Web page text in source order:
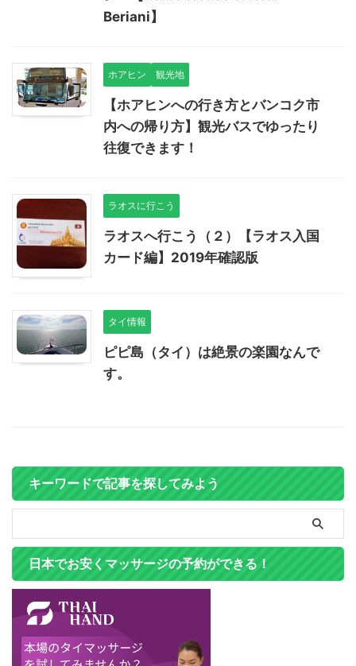
Beriani】
ホアヒン 観光地
【ホアヒンへの行き方とバンコク市
内への帰り方】観光バスでゆったり
往復できます！
ラオスに行こう
ラオスへ行こう（２）【ラオス入国
カード編】2019年確認版
タイ情報
ピピ島（タイ）は絶景の楽園なんで
す。
キーワードで記事を探してみよう
日本でお安くマッサージの予約ができる！